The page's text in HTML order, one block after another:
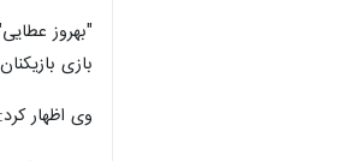
"بهروز
بازی
وی اظهار